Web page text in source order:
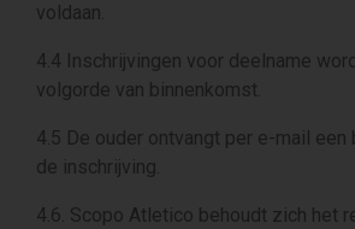
voldaan.
4.4 Inschrijvingen voor deelname
volgorde van binnenkomst.
4.5 De ouder ontvangt per e-mail een
de inschrijving.
4.6. Scopo Atletico behoudt zich het